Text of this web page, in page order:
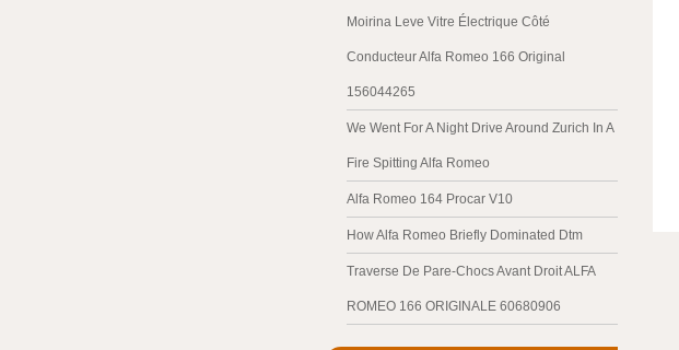
Moirina Leve Vitre Électrique Côté
Conducteur Alfa Romeo 166 Original
156044265
We Went For A Night Drive Around Zurich In A
Fire Spitting Alfa Romeo
Alfa Romeo 164 Procar V10
How Alfa Romeo Briefly Dominated Dtm
Traverse De Pare-Chocs Avant Droit ALFA
ROMEO 166 ORIGINALE 60680906